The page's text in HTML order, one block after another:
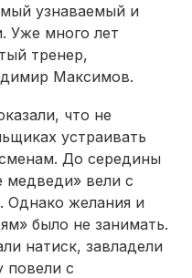
узнаваемый и
Уже много лет
тренер,
Максимов.
что не
устраи­вать
До середины
медведи» вели с
Однако желания и
было не занимать.
натиск, завладели
повели с